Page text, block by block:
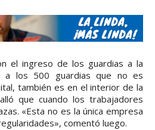
el ingreso de los guardias a la
a los 500 guardias que no es
también es en el interior de la
que cuando los trabajadores
«Esta no es la única empresa
comentó luego.